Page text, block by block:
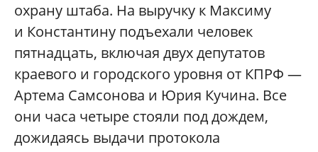
охрану штаба. На выручку к Максиму
и Константину подъехали человек
пятнадцать, включая двух депутатов
краевого и городского уровня от КПРФ —
Артема Самсонова и Юрия Кучина. Все
они часа четыре стояли под дождем,
дожидаясь выдачи протокола